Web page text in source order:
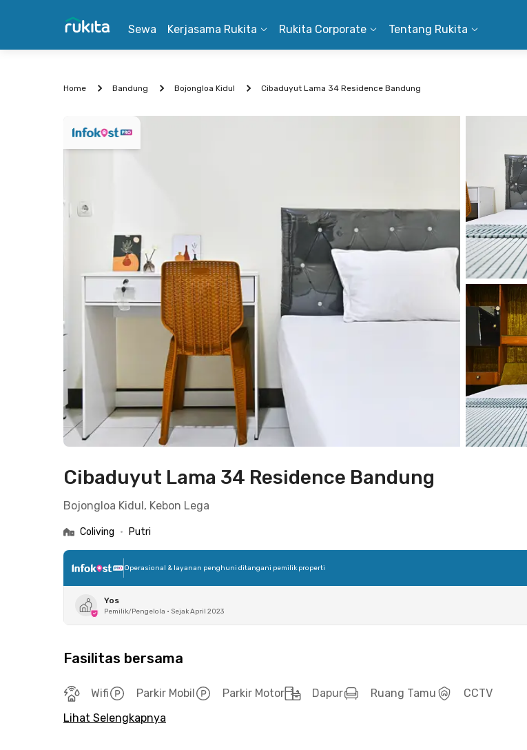
Sewa Kerjasama Rukita Rukita Corporate Tentang Rukita
Home Bandung Bojongloa Kidul Cibaduyut Lama 34 Residence Bandung
Cibaduyut Lama 34 Residence Bandung
Bojongloa Kidul, Kebon Lega
Coliving • Putri
Operasional & layanan penghuni ditangani pemilik properti
Yos
Pemilik/Pengelola • Sejak April 2023
Fasilitas bersama
Wifi Parkir Mobil Parkir Motor Dapur Ruang Tamu
CCTV
Lihat Selengkapnya